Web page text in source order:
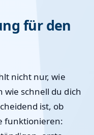
für den
nicht nur, wie
wie schnell du dich
ist, ob
funktionieren: